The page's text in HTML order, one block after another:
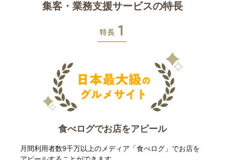
集客・業務支援サービスの特長
食べログでお店をアピール
月間利用者数9千万以上のメディア「食べログ」でお店を